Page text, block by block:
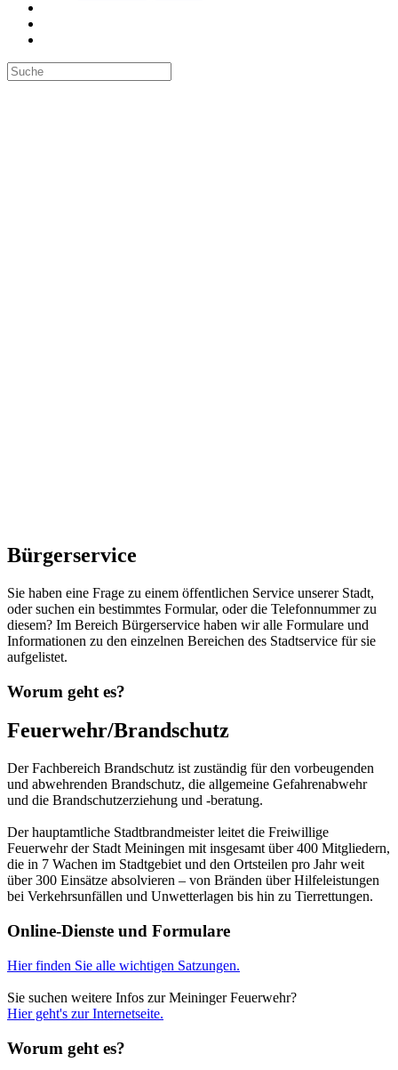
Bürgerservice
Sie haben eine Frage zu einem öffentlichen Service unserer Stadt,
oder suchen ein bestimmtes Formular, oder die Telefonnummer zu
diesem? Im Bereich Bürgerservice haben wir alle Formulare und
Informationen zu den einzelnen Bereichen des Stadtservice für sie
aufgelistet.
Worum geht es?
Feuerwehr/Brandschutz
Der Fachbereich Brandschutz ist zuständig für den vorbeugenden
und abwehrenden Brandschutz, die allgemeine Gefahrenabwehr
und die Brandschutzerziehung und -beratung.
Der hauptamtliche Stadtbrandmeister leitet die Freiwillige
Feuerwehr der Stadt Meiningen mit insgesamt über 400 Mitgliedern,
die in 7 Wachen im Stadtgebiet und den Ortsteilen pro Jahr weit
über 300 Einsätze absolvieren – von Bränden über Hilfeleistungen
bei Verkehrsunfällen und Unwetterlagen bis hin zu Tierrettungen.
Online-Dienste und Formulare
Hier finden Sie alle wichtigen Satzungen.
Sie suchen weitere Infos zur Meininger Feuerwehr?
Hier geht's zur Internetseite.
Worum geht es?